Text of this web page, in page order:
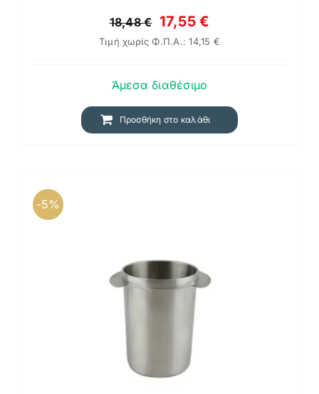
18,48€ Original
price
18,48 €.
17,55€
τρέχουσα
17,55 €.
Τιμή χωρίς Φ.Π.Α.:14,15 €
Άμεσα διαθέσιμο
Προσθήκη στο καλάθι
-5%